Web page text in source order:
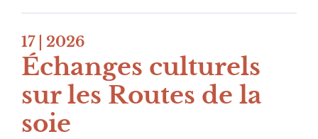
17| 2026
Échanges culturels
sur les Routes de la
soie